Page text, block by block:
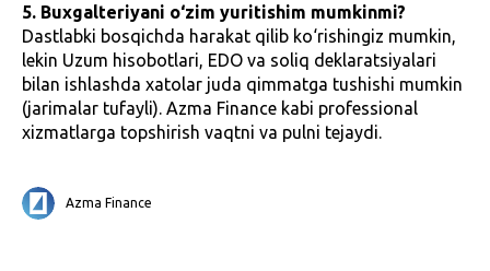
5. Buxgalteriyani o‘zim yuritishim mumkinmi?
Dastlabki bosqichda harakat qilib ko‘rishingiz mumkin,
lekin Uzum hisobotlari, EDO va soliq deklaratsiyalari
bilan ishlashda xatolar juda qimmatga tushishi mumkin
(jarimalar tufayli). Azma Finance kabi professional
xizmatlarga topshirish vaqtni va pulni tejaydi.
Azma Finance